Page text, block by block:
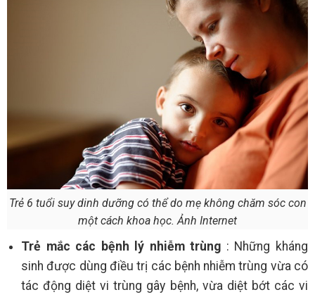
Trẻ 6 tuổi suy dinh dưỡng có thể do mẹ không chăm sóc con
một cách khoa học. Ảnh Internet
Trẻ mắc các bệnh lý nhiễm trùng : Những kháng
sinh được dùng điều trị các bệnh nhiễm trùng vừa có
tác động diệt vi trùng gây bệnh, vừa diệt bớt các vi